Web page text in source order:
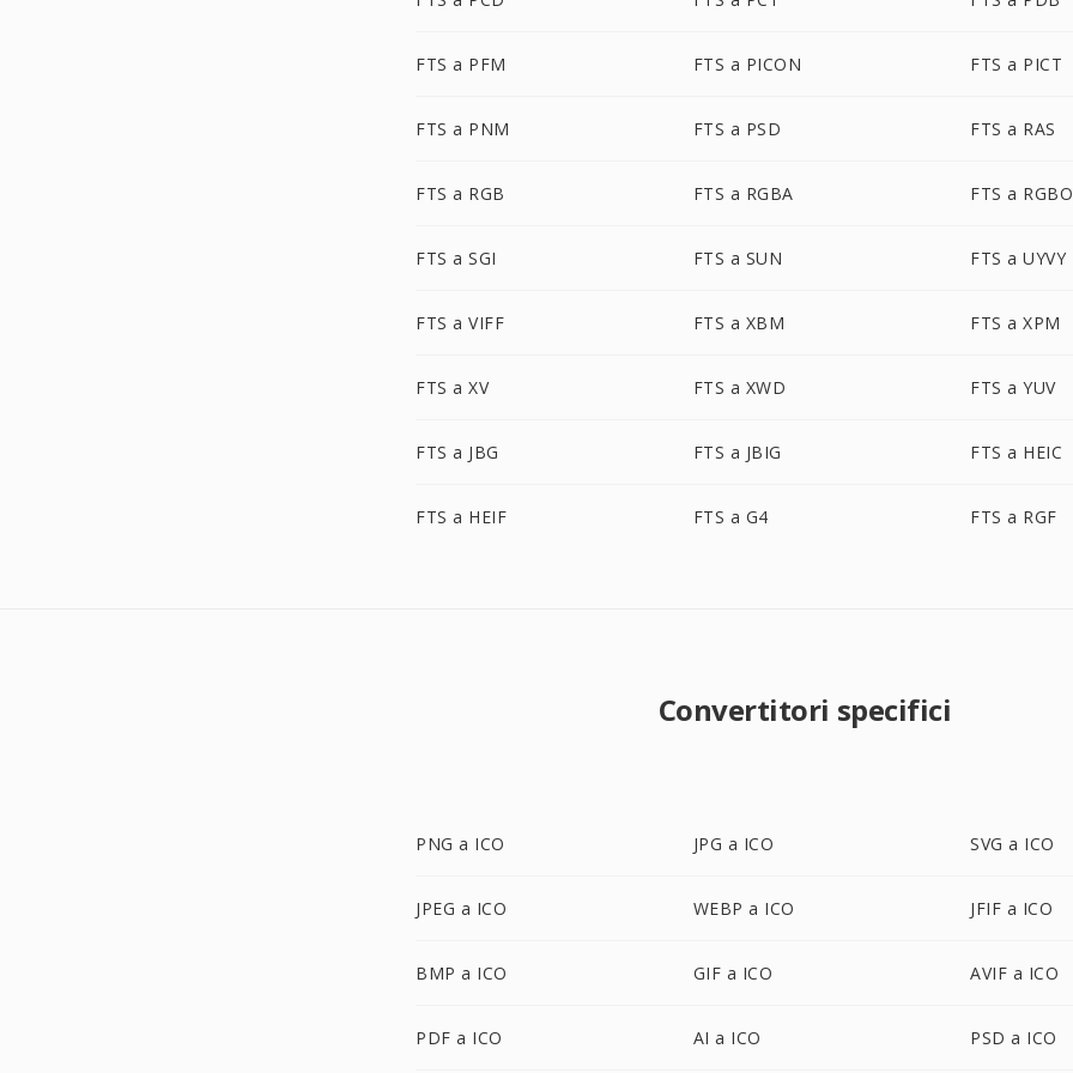
FTS a PFM FTS a PICON FTS a PICT
FTS a PNM FTS a PSD FTS a RAS
FTS a RGB FTS a RGBA FTS a RGBO
FTS a SGI FTS a SUN FTS a UYVY
FTS a VIFF FTS a XBM FTS a XPM
FTS a XV FTS a XWD FTS a YUV
FTS a JBG FTS a JBIG FTS a HEIC
FTS a HEIF FTS a G4 FTS a RGF
Convertitori specifici
PNG a ICO JPG a ICO SVG a ICO
JPEG a ICO WEBP a ICO JFIF a ICO
BMP a ICO GIF a ICO AVIF a ICO
PDF a ICO AI a ICO PSD a ICO